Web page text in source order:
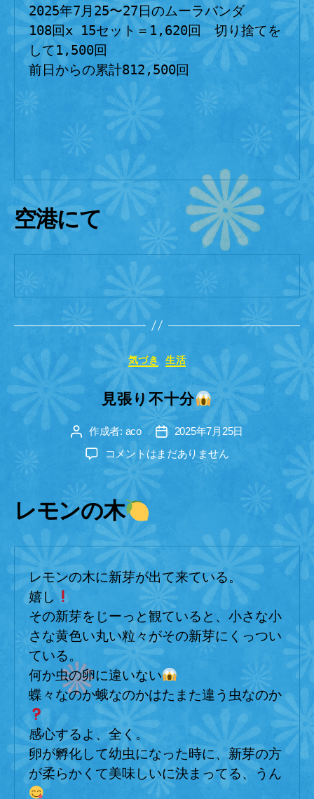
2025年7月25〜27日のムーラバンダ
108回x 15セット＝1,620回　切り捨てを
して1,500回
前日からの累計812,500回
空港にて
カ
ゴ
リ
ー
気づき 生活
見張り不十分
投
稿
作成者: aco
投
稿
2025年7月25日
見
張
り
不
十
分
へ
の
コメントはまだありません
レモンの木
レモンの木に新芽が出て来ている。
嬉し
その新芽をじーっと観ていると、小さな小
さな黄色い丸い粒々がその新芽にくっつい
ている。
何か虫の卵に違いない
蝶々なのか蛾なのかはたまた違う虫なのか
感心するよ、全く。
卵が孵化して幼虫になった時に、新芽の方
が柔らかくて美味しいに決まってる、うん